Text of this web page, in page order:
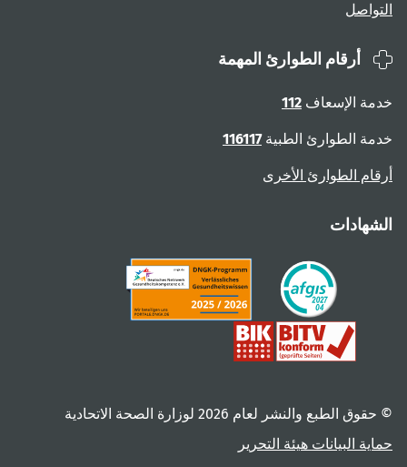
التواصل
أرقام الطوارئ المهمة
خدمة الإسعاف 112
خدمة الطوارئ الطبية116117
أرقام الطوارئ الأخرى
الشهادات
© حقوق الطبع والنشر لعام ‎2026 لوزارة الصحة الاتحادية
حماية البيانات هيئة التحرير